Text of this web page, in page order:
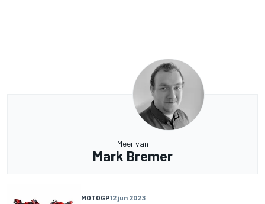
Meer van
Mark Bremer
MOTOGP12 jun 2023